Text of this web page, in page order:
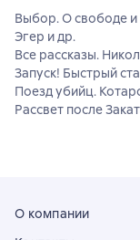
Выбор. О свободе и
Эгер и др.
Все рассказы.
Запуск! Быстрый
Поезд убийц.
Рассвет после
О компании